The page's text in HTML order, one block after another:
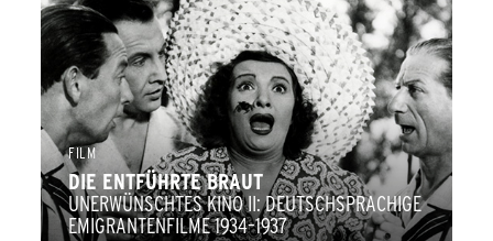
FILM
DIE ENTFÜHRTE BRAUT
UNERWÜNSCHTES KINO II: DEUTSCHSPRACHIGE
EMIGRANTENFILME 1934–1937